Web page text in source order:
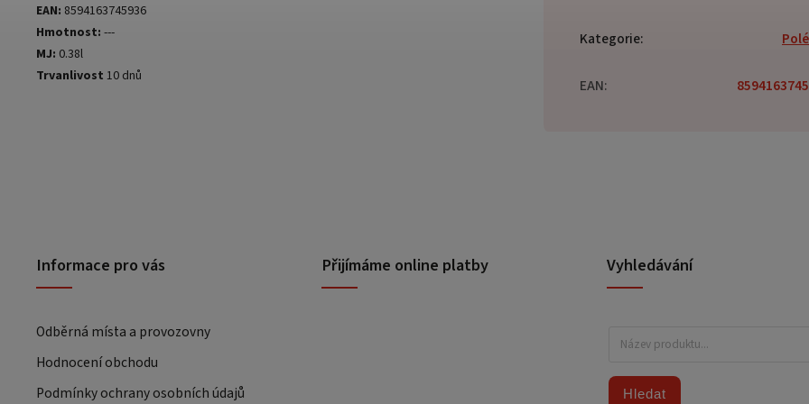
EAN: 8594163745936
Hmotnost: ---
MJ: 0.38l
Trvanlivost 10 dnů
Kategorie:
EAN:
Informace pro vás
Odběrná místa a provozovny
Hodnocení obchodu
Podmínky ochrany osobních údajů
Přijímáme online platby Vyhledávání
Hledat